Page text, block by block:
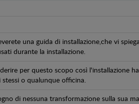
una guida di installazione,che vi
durante la installazione.
per questo scopo così l'installazione
o qualunque officina.
di nessuna transformazione sulla sua